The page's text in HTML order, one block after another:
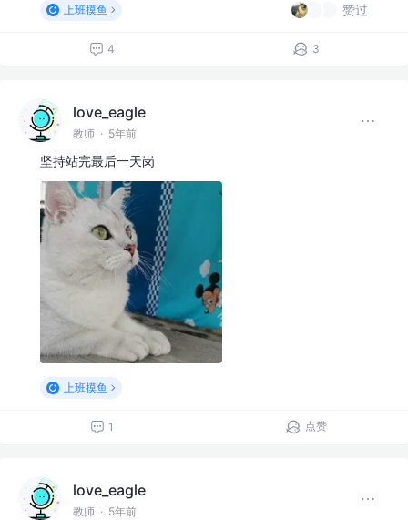
上班摸鱼 赞过
4 3
love_eagle
教师 · 5年前
坚持站完最后一天岗
上班摸鱼
1 点赞
love_eagle
教师 · 5年前